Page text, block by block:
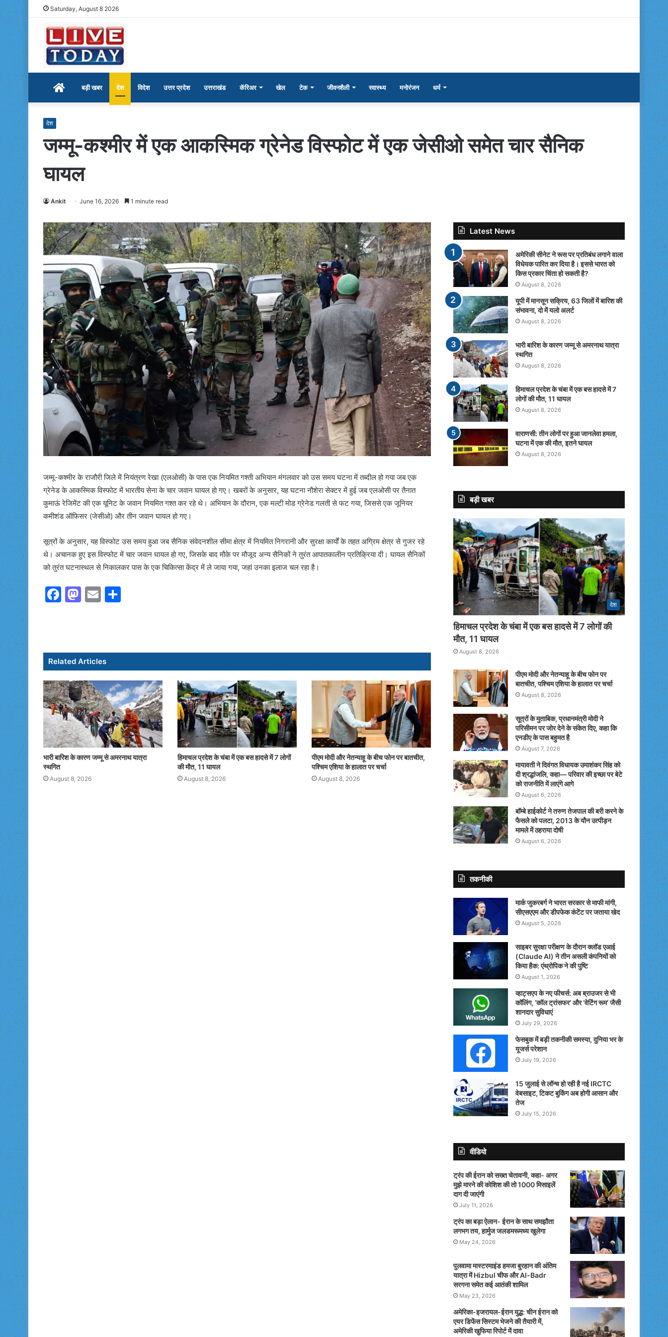
Saturday, August 8 2026
Homeबड़ी खबर देश विदेश उत्तर प्रदेश उत्तराखंड कॅरिअर खेल टेक जीवनशैली स्वास्थ्य मनोरंजन धर्म
देश
जम्मू-कश्मीर में एक आकस्मिक ग्रेनेड विस्फोट में एक जेसीओ समेत चार सैनिक
घायल
Ankit June 16, 2026 1 minute read
जम्मू-कश्मीर के राजौरी जिले में नियंत्रण रेखा (एलओसी) के पास एक नियमित गश्ती अभियान मंगलवार को उस समय घटना में तब्दील हो गया जब एक
ग्रेनेड के आकस्मिक विस्फोट में भारतीय सेना के चार जवान घायल हो गए। खबरों के अनुसार, यह घटना नौशेरा सेक्टर में हुई जब एलओसी पर तैनात
कुमाऊं रेजिमेंट की एक यूनिट के जवान नियमित गश्त कर रहे थे। अभियान के दौरान, एक मल्टी मोड ग्रेनेड गलती से फट गया, जिससे एक जूनियर
कमीशंड ऑफिसर (जेसीओ) और तीन जवान घायल हो गए।
सूत्रों के अनुसार, यह विस्फोट उस समय हुआ जब सैनिक संवेदनशील सीमा क्षेत्र में नियमित निगरानी और सुरक्षा कार्यों के तहत अग्रिम क्षेत्र से गुजर रहे
थे। अचानक हुए इस विस्फोट में चार जवान घायल हो गए, जिसके बाद मौके पर मौजूद अन्य सैनिकों ने तुरंत आपातकालीन प्रतिक्रिया दी। घायल सैनिकों
को तुरंत घटनास्थल से निकालकर पास के एक चिकित्सा केंद्र में ले जाया गया, जहां उनका इलाज चल रहा है।
F
b
o
o
k
M
d
o
n
E
Related Articles
भारी बारिश के कारण जम्मू से अमरनाथ यात्रा
स्थगित
August 8, 2026
हिमाचल प्रदेश के चंबा में एक बस हादसे में 7 लोगों
की मौत, 11 घायल
August 8, 2026
पीएम मोदी और नेतन्याहू के बीच फोन पर बातचीत,
पश्चिम एशिया के हालात पर चर्चा
August 8, 2026
Latest News
अमेरिकी सीनेट ने रूस पर प्रतिबंध लगाने वाला
विधेयक पारित कर दिया है। इससे भारत को
किस प्रकार चिंता हो सकती है?
August 8, 2026
यूपी में मानसून सक्रिय, 63 जिलों में बारिश की
संभावना, दो में यलो अलर्ट
August 8, 2026
भारी बारिश के कारण जम्मू से अमरनाथ यात्रा
स्थगित
August 8, 2026
हिमाचल प्रदेश के चंबा में एक बस हादसे में 7
लोगों की मौत, 11 घायल
August 8, 2026
वाराणसी: तीन लोगों पर हुआ जानलेवा हमला,
घटना में एक की मौत, इतने घायल
August 8, 2026
बड़ी खबर
देश
हिमाचल प्रदेश के चंबा में एक बस हादसे में 7 लोगों की
मौत, 11 घायल
August 8, 2026
पीएम मोदी और नेतन्याहू के बीच फोन पर
बातचीत, पश्चिम एशिया के हालात पर चर्चा
August 8, 2026
सूत्रों के मुताबिक, प्रधानमंत्री मोदी ने
परिसीमन पर जोर देने के संकेत दिए, कहा कि
एनडीए के पास बहुमत है
August 7, 2026
मायावती ने दिवंगत विधायक उमाशंकर सिंह को
दी श्रद्धांजलि, कहा— परिवार की इच्छा पर बेटे
को राजनीति में लाएंगे आगे
August 6, 2026
बॉम्बे हाईकोर्ट ने तरुण तेजपाल की बरी करने के
फैसले को पलटा, 2013 के यौन उत्पीड़न
मामले में ठहराया दोषी
August 6, 2026
तकनीकी
मार्क जुकरबर्ग ने भारत सरकार से माफी मांगी,
सीएसएएम और डीपफेक कंटेंट पर जताया खेद
August 5, 2026
साइबर सुरक्षा परीक्षण के दौरान क्लॉड एआई
(Claude AI) ने तीन असली कंपनियों को
किया हैक: एंथ्रोपिक ने की पुष्टि
August 1, 2026
व्हाट्सएप के नए फीचर्स: अब ब्राउजर से भी
कॉलिंग, ‘कॉल ट्रांसफर’ और ‘वेटिंग रूम’ जैसी
शानदार सुविधाएं
July 29, 2026
फेसबुक में बड़ी तकनीकी समस्या, दुनिया भर के
यूजर्स परेशान
July 19, 2026
15 जुलाई से लॉन्च हो रही है नई IRCTC
वेबसाइट, टिकट बुकिंग अब होगी आसान और
तेज
July 15, 2026
वीडियो
ट्रंप की ईरान को सख्त चेतावनी, कहा- अगर
मुझे मारने की कोशिश की तो 1000 मिसाइलें
दाग दी जाएंगी
July 11, 2026
ट्रंप का बड़ा ऐलान- ईरान के साथ समझौता
लगभग तय, हार्मुज जलडमरूमध्य खुलेगा
May 24, 2026
पुलवामा मास्टरमाइंड हमजा बुरहान की अंतिम
यात्रा में Hizbul चीफ और Al-Badr
सरगना समेत कई आतंकी शामिल
May 23, 2026
अमेरिका-इजरायल-ईरान युद्ध: चीन ईरान को
एयर डिफेंस सिस्टम भेजने की तैयारी में,
अमेरिकी खुफिया रिपोर्ट में दावा